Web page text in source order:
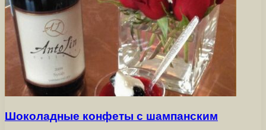
Шоколадные конфеты с шампанским